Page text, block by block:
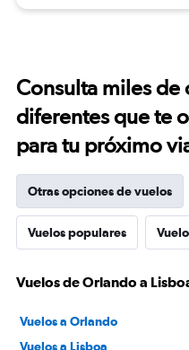
Consulta miles de
diferentes que te
para tu próximo
Otras opciones de vuelos
Vuelos populares
Vuelos de Orlando a
Vuelos a Orlando
Vuelos a Lisboa